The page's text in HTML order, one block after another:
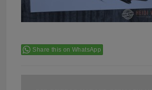
Share this on WhatsApp